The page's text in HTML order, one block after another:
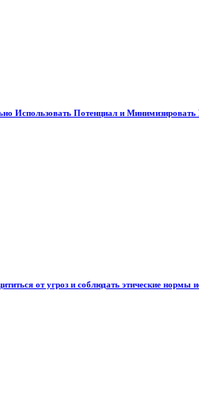
Использовать Потенциал и Минимизировать
от угроз и соблюдать этические нормы